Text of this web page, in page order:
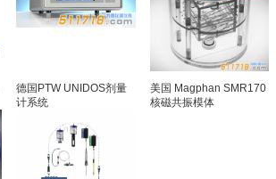
德国PTW UNIDOS剂量
计系统
美国 Magphan SMR170
核磁共振模体